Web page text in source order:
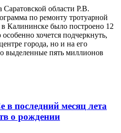
области Р.В.
по ремонту тротуарной
в Калининске было построено 12
хочется подчеркнуть,
города, но и на его
выделенные пять миллионов
последний месяц лета
о рождении